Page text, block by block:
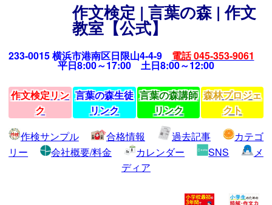
作文検定 | 言葉の森 | 作文
教室【公式】
233-0015 横浜市港南区日限山4-4-9 電話 045-353-9061
平日8:00～17:00 土日8:00～12:00
作文検定リン
ク
言葉の森生徒
リンク
言葉の森講師
リンク
森林プロジェ
クト
作検サンプル
合格情報 過去記事
カテゴ
リー
会社概要/料金 カレンダー SNS
メ
ディア